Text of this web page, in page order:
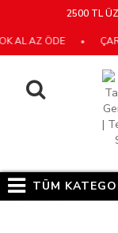
2500 TL
AL AZ ÖDE
TÜM